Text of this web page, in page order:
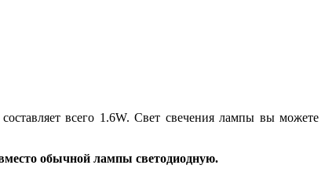
всего 1.6W. Свет свечения лампы вы можете
обычной лампы светодиодную.